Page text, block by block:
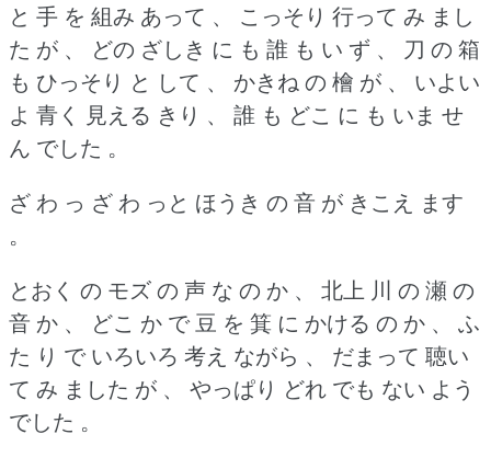
と 手 を 組み あって 、 こっそり 行って み まし
た が 、 どの ざしき に も 誰 も い ず 、 刀 の 箱
も ひっそり と して 、 かきね の 檜 が 、 いよい
よ 青く 見える きり 、 誰 も どこ に も いま せ
ん でした 。
ざ わ っ ざ わ っと ほうき の 音 が きこえ ます
。
とおく の モズ の 声 な の か 、 北上 川 の 瀬 の
音 か 、 どこ か で 豆 を 箕 に かける の か 、 ふ
た り で いろいろ 考え ながら 、 だまって 聴い
て み ました が 、 やっぱり どれ でも ない よう
でした 。